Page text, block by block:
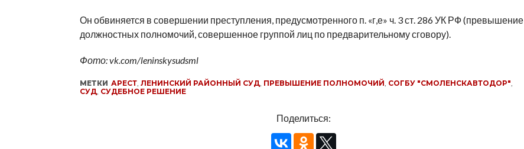
Он обвиняется в совершении преступления, предусмотренного п. «г,е» ч. 3 ст. 286 УК РФ (превышение
должностных полномочий, совершенное группой лиц по предварительному сговору).
Фото: vk.com/leninskysudsml
МЕТКИ АРЕСТ, ЛЕНИНСКИЙ РАЙОННЫЙ СУД, ПРЕВЫШЕНИЕ ПОЛНОМОЧИЙ СОГБУ "СМОЛЕНСКАВТОДОР"
СУД, СУДЕБНОЕ РЕШЕНИЕ
Поделиться: